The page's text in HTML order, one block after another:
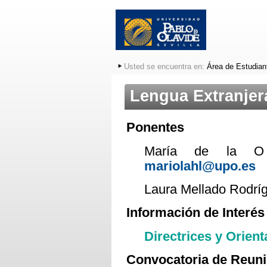
Usted se encuentra en: Área de
Lengua
Ponentes
María de la O
mariolahl@upo.es
Laura Mellado
Información de Interés
Directrices y
Convocatoria de